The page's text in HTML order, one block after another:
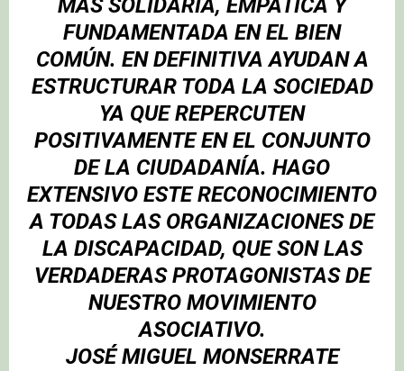
MÁS SOLIDARIA, EMPÁTICA Y
FUNDAMENTADA EN EL BIEN
COMÚN. EN DEFINITIVA AYUDAN A
ESTRUCTURAR TODA LA SOCIEDAD
YA QUE REPERCUTEN
POSITIVAMENTE EN EL CONJUNTO
DE LA CIUDADANÍA. HAGO
EXTENSIVO ESTE RECONOCIMIENTO
A TODAS LAS ORGANIZACIONES DE
LA DISCAPACIDAD, QUE SON LAS
VERDADERAS PROTAGONISTAS DE
NUESTRO MOVIMIENTO
ASOCIATIVO.
JOSÉ MIGUEL MONSERRATE